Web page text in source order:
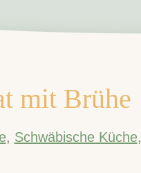
mit Brühe
, Schwäbische Küche,